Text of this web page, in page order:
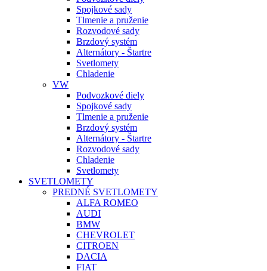
Spojkové sady
Tlmenie a pruženie
Rozvodové sady
Brzdový systém
Alternátory - Štartre
Svetlomety
Chladenie
VW
Podvozkové diely
Spojkové sady
Tlmenie a pruženie
Brzdový systém
Alternátory - Štartre
Rozvodové sady
Chladenie
Svetlomety
SVETLOMETY
PREDNÉ SVETLOMETY
ALFA ROMEO
AUDI
BMW
CHEVROLET
CITROEN
DACIA
FIAT